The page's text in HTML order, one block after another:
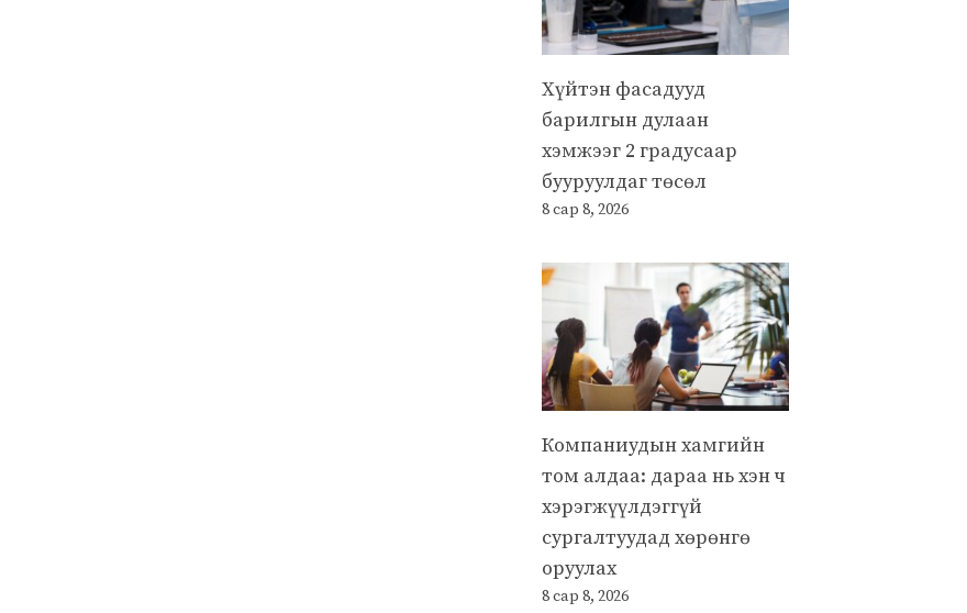
Хүйтэн фасадууд
барилгын дулаан
хэмжээг 2 градусаар
бууруулдаг төсөл
8 сар 8, 2026
Компаниудын хамгийн
том алдаа: дараа нь хэн ч
хэрэгжүүлдэггүй
сургалтуудад хөрөнгө
оруулах
8 сар 8, 2026